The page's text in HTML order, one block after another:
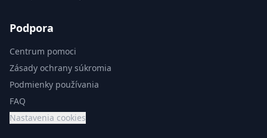
Podpora
Centrum pomoci
Zásady ochrany súkromia
Podmienky používania
FAQ
Nastavenia cookies